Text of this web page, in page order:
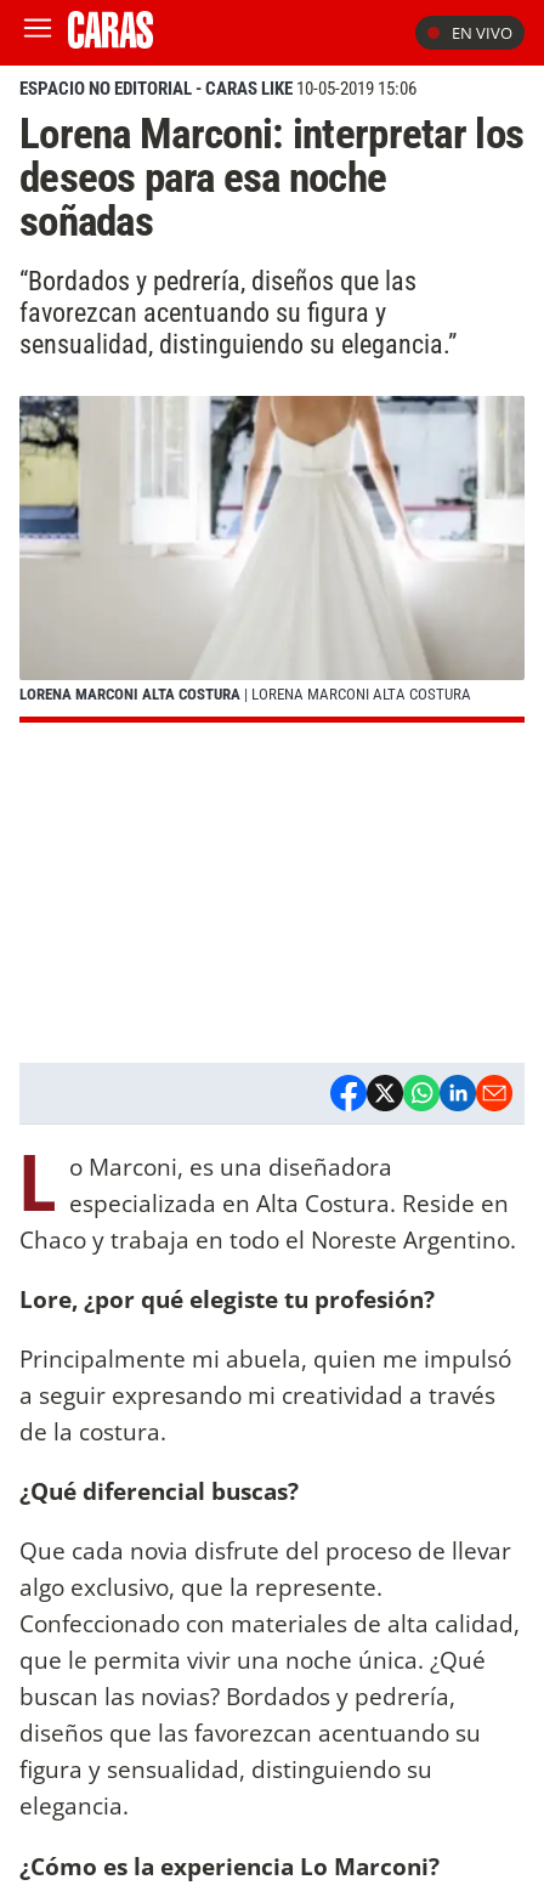
EN VIVO
ESPACIO NO EDITORIAL - CARAS LIKE 10-05-2019 15:06
Lorena Marconi: interpretar los
deseos para esa noche
soñadas
“Bordados y pedrería, diseños que las
favorezcan acentuando su figura y
sensualidad, distinguiendo su elegancia.”
LORENA MARCONI ALTA COSTURA | LORENA MARCONI ALTA COSTURA
L o Marconi, es una diseñadora
especializada en Alta Costura. Reside en
Chaco y trabaja en todo el Noreste Argentino.
Lore, ¿por qué elegiste tu profesión?
Principalmente mi abuela, quien me impulsó
a seguir expresando mi creatividad a través
de la costura.
¿Qué diferencial buscas?
Que cada novia disfrute del proceso de llevar
algo exclusivo, que la represente.
Confeccionado con materiales de alta calidad,
que le permita vivir una noche única. ¿Qué
buscan las novias? Bordados y pedrería,
diseños que las favorezcan acentuando su
figura y sensualidad, distinguiendo su
elegancia.
¿Cómo es la experiencia Lo Marconi?